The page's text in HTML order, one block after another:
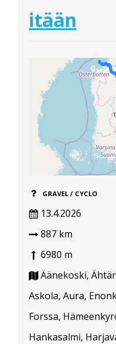
itään
GRAVEL / CYCLO
13.4.2026
887 km
6980 m
Äänekoski,
Askola, Aura,
Forssa,
Hankasalmi,